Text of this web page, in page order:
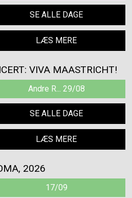
SE ALLE DAGE
LÆS MERE
VIVA MAASTRICHT!
Andre R... 29/08
SE ALLE DAGE
LÆS MERE
2026
17/09